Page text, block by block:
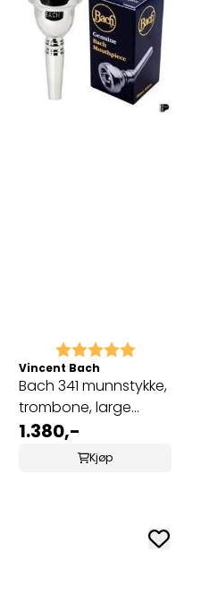
Karakter: 5.0 av 5
Vincent Bach
Bach 341 munnstykke,
trombone, large
shank 6 1/2AL
1.380,-
Kjøp